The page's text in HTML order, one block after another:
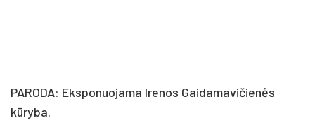
PARODA: Eksponuojama Irenos Gaidamavičienės
kūryba.